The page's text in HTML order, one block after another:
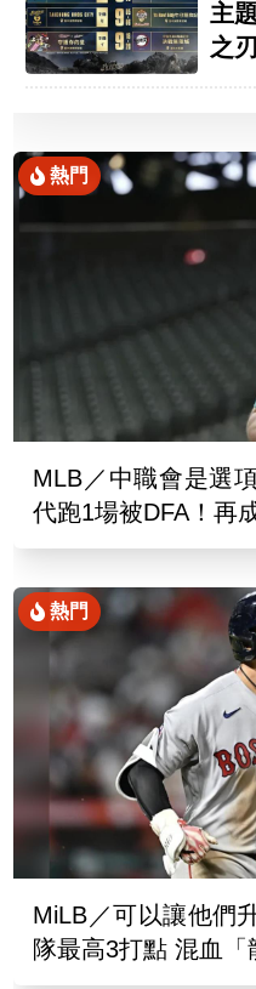
主
之
熱門
MLB／中職會是選
代跑1場被DFA！再
熱門
MiLB／可以讓他們
隊最高3打